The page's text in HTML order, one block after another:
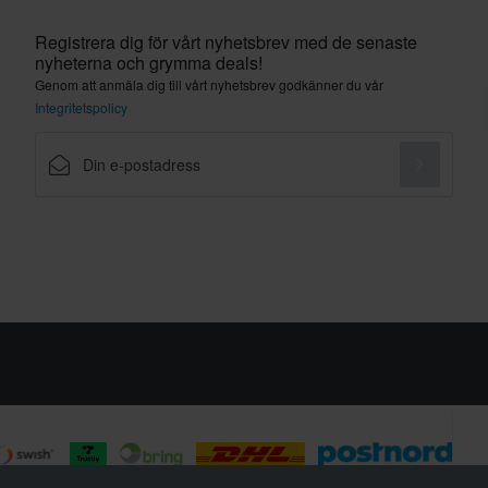
Registrera dig för vårt nyhetsbrev med de senaste
nyheterna och grymma deals!
Genom att anmäla dig till vårt nyhetsbrev godkänner du vår
Integritetspolicy